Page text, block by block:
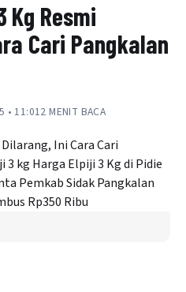
Kg Resmi
Cari Pangkalan
• 11:012 MENIT BACA